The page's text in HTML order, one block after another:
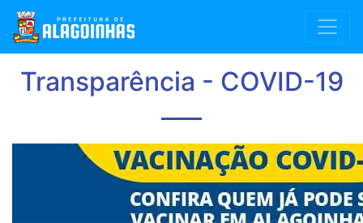
Transparência - COVID-19